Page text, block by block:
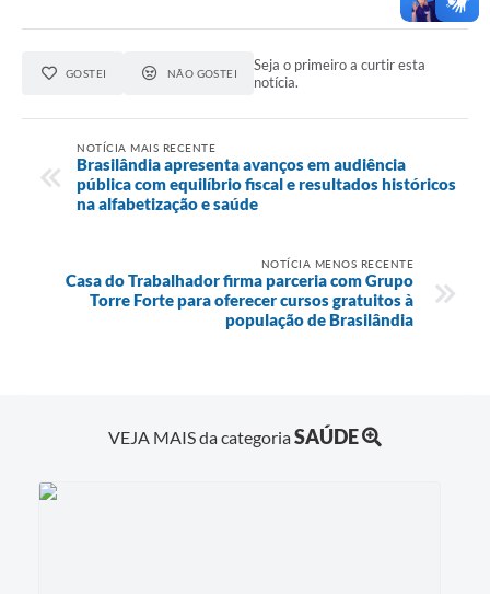
GOSTEI NÃO GOSTEI
Seja o primeiro a curtir esta
notícia.
NOTÍCIA MAIS RECENTE
Brasilândia apresenta avanços em audiência
pública com equilíbrio fiscal e resultados históricos
na alfabetização e saúde
NOTÍCIA MENOS RECENTE
Casa do Trabalhador firma parceria com Grupo
Torre Forte para oferecer cursos gratuitos à
população de Brasilândia
VEJA MAIS da categoriaSAÚDE